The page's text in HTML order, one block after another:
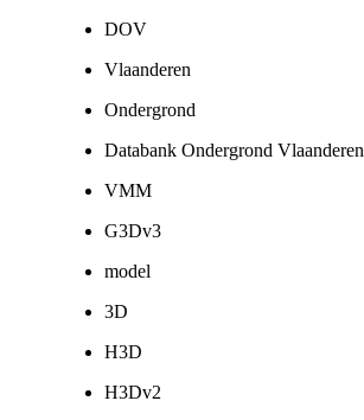
DOV
Vlaanderen
Ondergrond
Databank Ondergrond Vlaanderen
VMM
G3Dv3
model
3D
H3D
H3Dv2